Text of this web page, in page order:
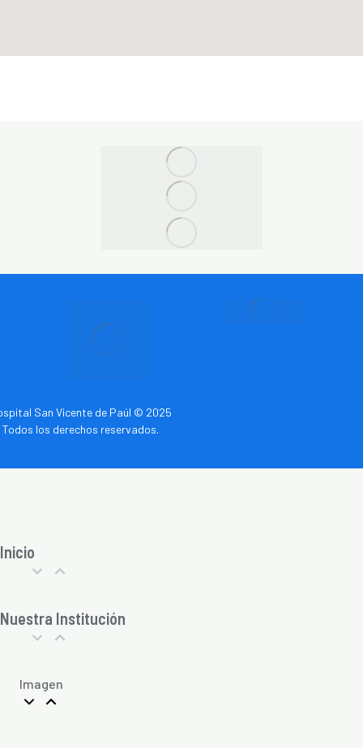
San Vicente de Paúl © 2025
Todos los derechos reservados.
Inicio
Nuestra Institución
Imagen